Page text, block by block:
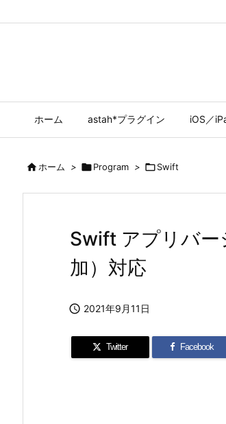
ホーム astah*プラグイン iOS／
ホーム > Program > Swift
Swift アプリバー
加）対応
 2021年9月11日
Twitter Facebook